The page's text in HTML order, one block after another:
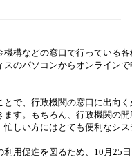
構などの窓口で行っている
のパソコンからオンライン
とで、行政機関の窓口に出向
す。もちろん、行政機関の
しい方にはとても便利なシ
用促進を図るため、10月25